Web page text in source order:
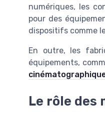
numériques, les
pour des
dispositifs comme
En outre, les
équipements,
Le rôle des